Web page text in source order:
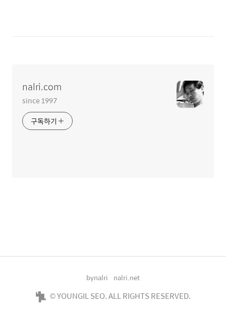
nalri.com
since 1997
구독하기
bynalri nalri.net
© YOUNGIL SEO. ALL RIGHTS RESERVED.